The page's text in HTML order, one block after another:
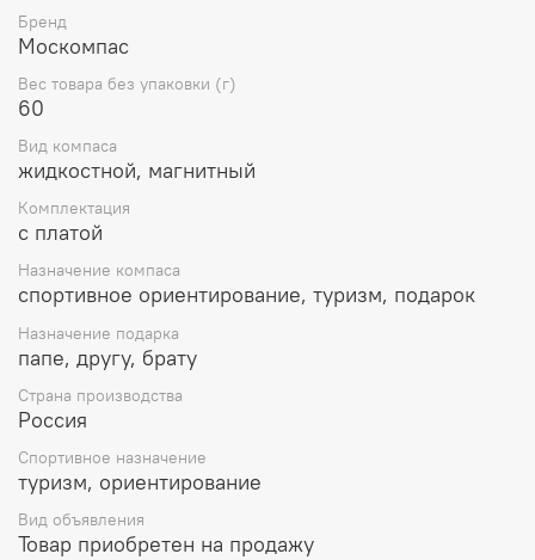
колбе. Компас комплектуется произвольным цветом
резинки.
Бренд
Москомпас
Вес товара без упаковки (г)
60
Вид компаса
жидкостной, магнитный
Комплектация
с платой
Назначение компаса
спортивное ориентирование, туризм, подарок
Назначение подарка
папе, другу, брату
Страна производства
Россия
Спортивное назначение
туризм, ориентирование
Вид объявления
Товар приобретен на продажу